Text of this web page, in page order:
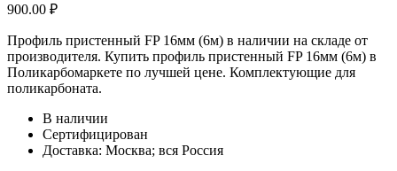
900.00 ₽
Профиль пристенный FP 16мм (6м) в наличии на складе от
производителя. Купить профиль пристенный FP 16мм (6м) в
Поликарбомаркете по лучшей цене. Комплектующие для
поликарбоната.
В наличии
Сертифицирован
Доставка: Москва; вся Россия